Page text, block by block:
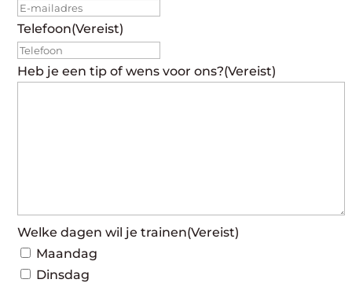
Telefoon(Vereist)
Heb je een tip of wens voor ons?(Vereist)
Welke dagen wil je trainen(Vereist)
Maandag
Dinsdag